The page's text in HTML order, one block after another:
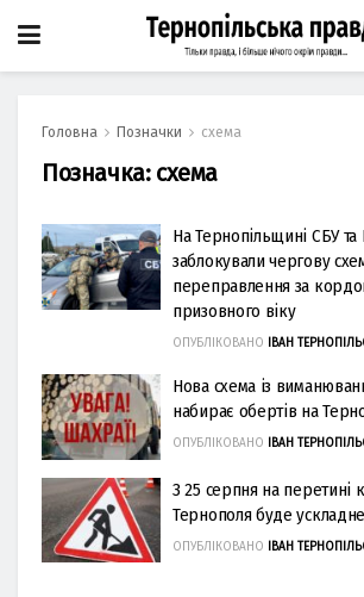
Головна Позначки схема
Позначка: схема
На Тернопільщині СБУ та
заблокували чергову
переправлення за
призовного віку
ОПУБЛІКОВАНО ІВАН
Нова схема із
набирає обертів на
ОПУБЛІКОВАНО ІВАН
З 25 серпня на перетині
Тернополя буде
ОПУБЛІКОВАНО ІВАН